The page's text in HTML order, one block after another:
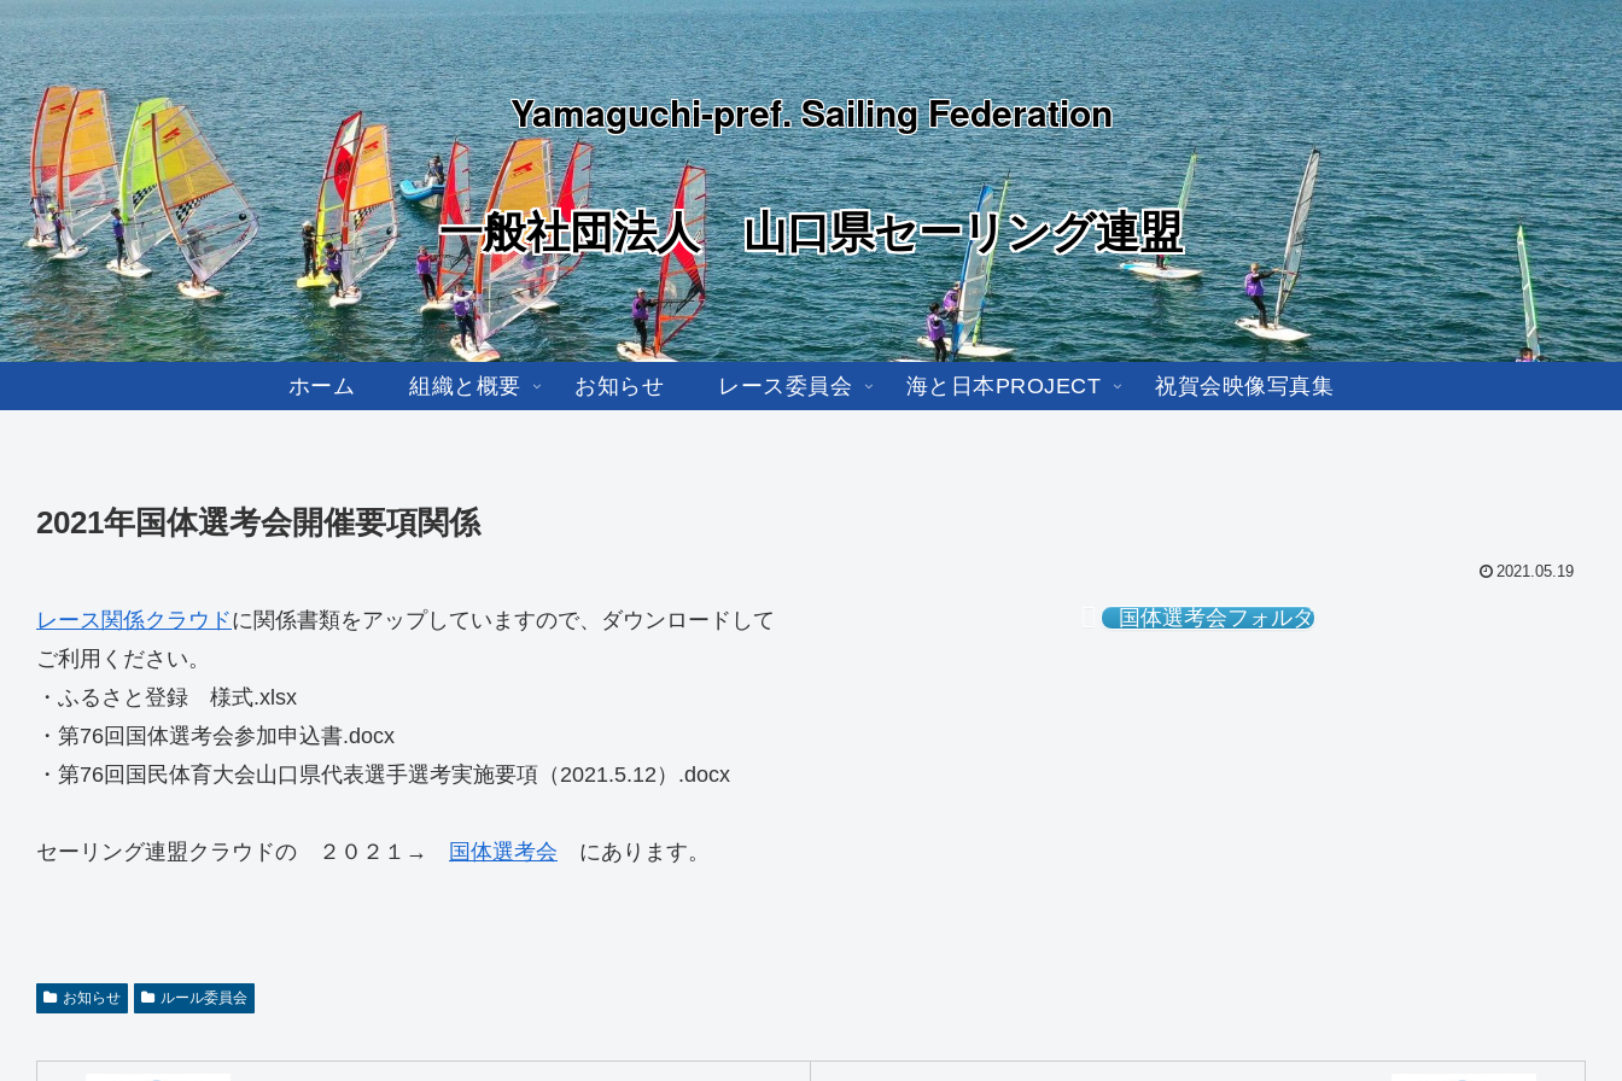
Yamaguchi-pref. Sailing Federation
一般社団法人 山口県セーリング連盟
ホーム 組織と概要 お知らせ レース委員会 海と日本PROJECT 祝賀会映像写真集
2021年国体選考会開催要項関係
2021.05.19
レース関係クラウドに関係書類をアップしていますので、ダウンロードして
ご利用ください。
・ふるさと登録 様式.xlsx
・第76回国体選考会参加申込書.docx
・第76回国民体育大会山口県代表選手選考実施要項（2021.5.12）.docx
セーリング連盟クラウドの ２０２１→ 国体選考会 にあります。
国体選考会フォルダ
お知らせ ルール委員会